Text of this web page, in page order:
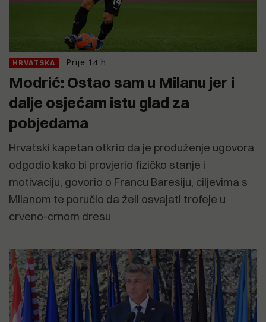
HRVATSKA Prije 14 h
Modrić: Ostao sam u Milanu jer i
dalje osjećam istu glad za
pobjedama
Hrvatski kapetan otkrio da je produženje ugovora
odgodio kako bi provjerio fizičko stanje i
motivaciju, govorio o Francu Baresiju, ciljevima s
Milanom te poručio da želi osvajati trofeje u
crveno-crnom dresu